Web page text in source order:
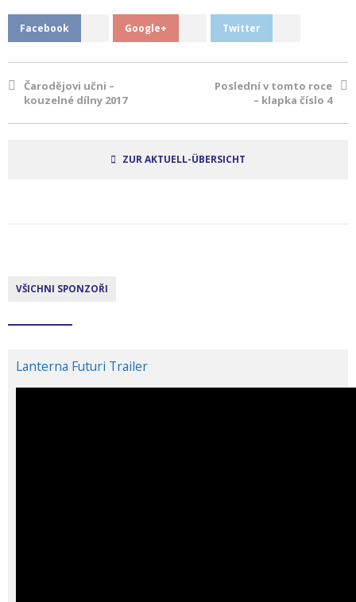
Facebook Google+ Twitter
Čarodějovi učni –
kouzelné dílny 2017
Poslední v tomto roce
– klapka číslo 4
ZUR AKTUELL-ÜBERSICHT
VŠICHNI SPONZOŘI
Lanterna Futuri Trailer